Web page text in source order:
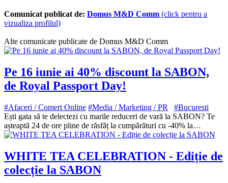
Comunicat publicat de: Domus M&D Comm (click pentru a
vizualiza profilul)
Alte comunicate publicate de Domus M&D Comm
Pe 16 iunie ai 40% discount la SABON,
de Royal Passport Day!
#Afaceri / Comert Online #Media / Marketing / PR
#Bucuresti
Ești gata să te delectezi cu marile reduceri de vară la SABON? Te
așteaptă 24 de ore pline de răsfăț la cumpărături cu -40% la…
WHITE TEA CELEBRATION - Ediție de
colecție la SABON